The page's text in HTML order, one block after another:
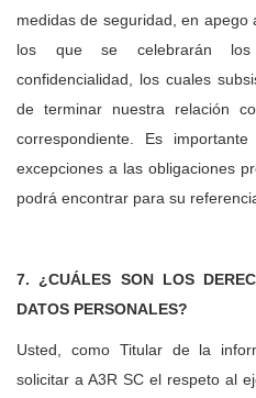
medidas de seguridad, en apego
los que se celebrarán los
confidencialidad, los cuales
de terminar nuestra relación
correspondiente. Es
excepciones a las obligaciones
podrá encontrar para su
7. ¿CUÁLES SON LOS
DATOS PERSONALES?
Usted, como Titular de la
solicitar a A3R SC el respeto al